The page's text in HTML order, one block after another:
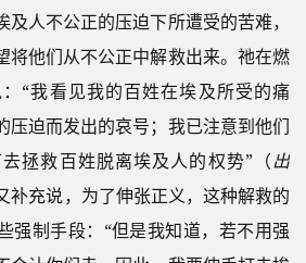
人不公正的压迫下所遭受的苦难，
将他们从不公正中解救出来。祂在燃
“我看见我的百姓在埃及所受的痛
压迫而发出的哀号；我已注意到他们
拯救百姓脱离埃及人的权势”（出
补充说，为了伸张正义，这种解救的
强制手段：“但是我知道，若不用强